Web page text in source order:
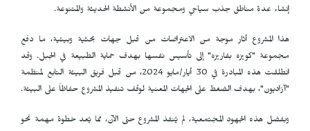
إنشاء عدة مناطق جذب سياحي ومجموعة من الأنشطة الحديثة والمتنوعة.
هذا المشروع أثار موجة من الاعتراضات من قبل جهات بحثية وبيئية، ما دفع
مجموعة "كویزە بفاريزە" إلى تأسيس نفسها بهدف حماية الطبيعة في الجبل. وقد
انطلقت هذه المبادرة في 30 أيار/مايو 2024، من قبل فريق البيئة التابع لمنظمة
"آزاديون"، بهدف الضغط على الجهات المعنية لوقف تنفيذ المشروع حفاظاً على البيئة.
وبفضل هذه الجهود المجتمعية، لم يُنفذ المشروع حتى الآن، مما يُعد خطوة مهمة نحو